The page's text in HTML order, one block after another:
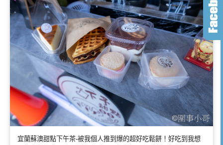
宜蘭蘇澳甜點下午茶-被我個人推到爆的超好吃鬆餅！好吃到我想